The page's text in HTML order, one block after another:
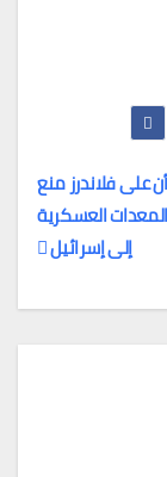
على فلاندرز منع
العسكرية
إلى إسرائيل